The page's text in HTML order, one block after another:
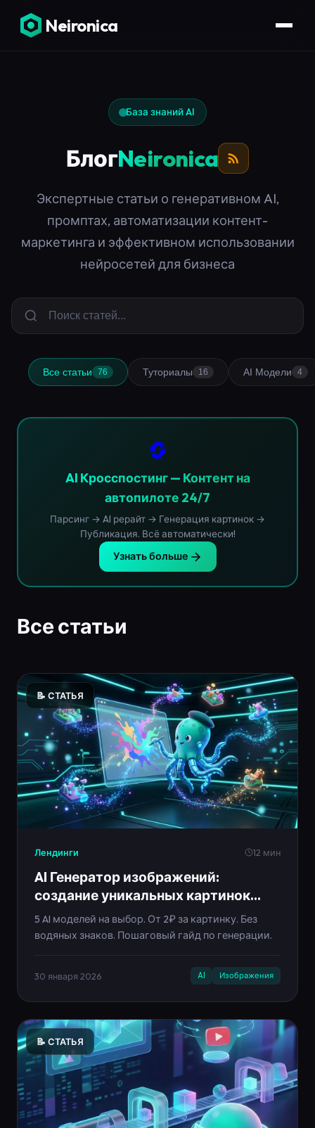
Neironica
База знаний AI
БлогNeironica
Экспертные статьи о генеративном AI,
промптах, автоматизации контент-
маркетинга и эффективном использовании
нейросетей для бизнеса
Все статьи 76 Туториалы 16 AI Модели 4
🔄
AI Кросспостинг — Контент на
автопилоте 24/7
Парсинг → AI рерайт → Генерация картинок →
Публикация. Всё автоматически!
Узнать больше
Все статьи
📝 СТАТЬЯ
Лендинги 12 мин
AI Генератор изображений:
создание уникальных картинок
нейросетью
5 AI моделей на выбор. От 2₽ за картинку. Без
водяных знаков. Пошаговый гайд по генерации.
30 января 2026 AI Изображения
📝 СТАТЬЯ